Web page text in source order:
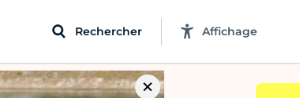
Rechercher Affichage